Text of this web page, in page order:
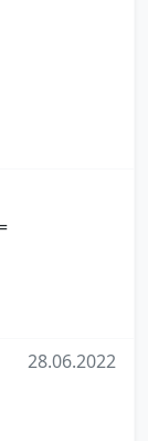
28.06.2022